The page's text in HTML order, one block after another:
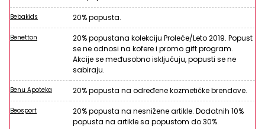
Bebakids 20% popusta.
Benetton
20% popustana kolekciju Proleće/Leto 2019. Popust
se ne odnosi na kofere i promo gift program.
Akcije se međusobno isključuju, popusti se ne
sabiraju.
Benu Apoteka 20% popusta na određene kozmetičke brendove.
Beosport
20% popusta na nesnižene artikle. Dodatnih 10%
popusta na artikle sa popustom do 30%.